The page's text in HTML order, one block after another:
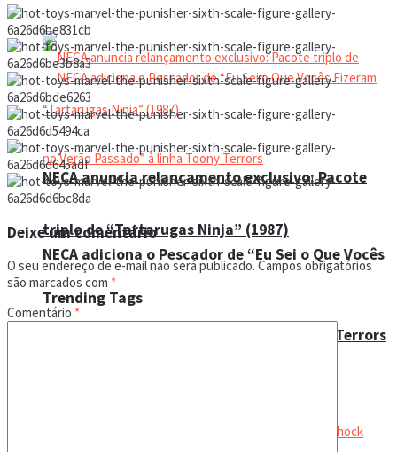
NECA adiciona o Pescador de “Eu Sei o Que Vocês
Fizeram no Verão Passado” à linha Toony Terrors
NECA anuncia relançamento exclusivo: Pacote
triplo de “Tartarugas Ninja” (1987)
Trending Tags
Deixe um comentário
O seu endereço de e-mail não será publicado.Campos obrigatórios
são marcados com *
Comentário *